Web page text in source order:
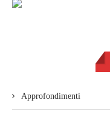
Approfondimenti